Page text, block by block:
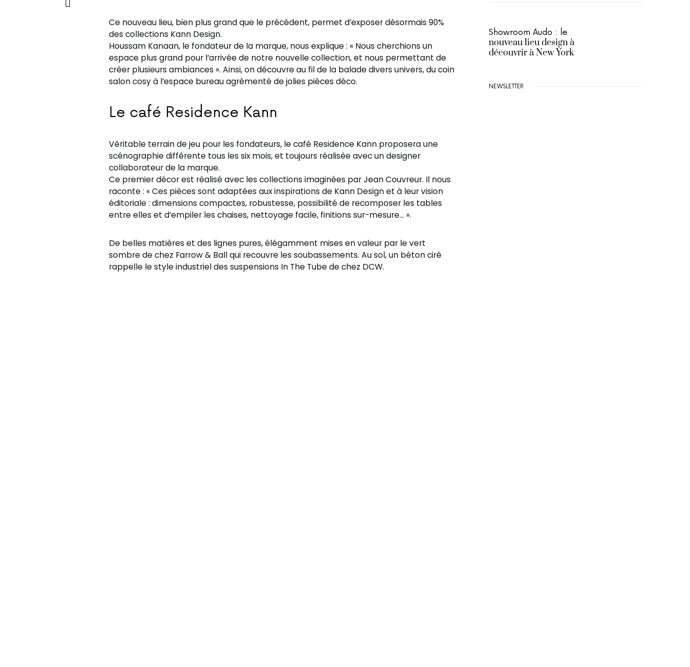
Ce nouveau lieu, bien plus grand que le précédent, permet d’exposer désormais 90%
des collections Kann Design.
Houssam Kanaan, le fondateur de la marque, nous explique : « Nous cherchions un
espace plus grand pour l’arrivée de notre nouvelle collection, et nous permettant de
créer plusieurs ambiances ». Ainsi, on découvre au fil de la balade divers univers, du coin
salon cosy à l’espace bureau agrémenté de jolies pièces déco.
Le café Residence Kann
Véritable terrain de jeu pour les fondateurs, le café Residence Kann proposera une
scénographie différente tous les six mois, et toujours réalisée avec un designer
collaborateur de la marque.
Ce premier décor est réalisé avec les collections imaginées par Jean Couvreur. Il nous
raconte : « Ces pièces sont adaptées aux inspirations de Kann Design et à leur vision
éditoriale : dimensions compactes, robustesse, possibilité de recomposer les tables
entre elles et d’empiler les chaises, nettoyage facile, finitions sur-mesure… ».
De belles matières et des lignes pures, élégamment mises en valeur par le vert
sombre de chez Farrow & Ball qui recouvre les soubassements. Au sol, un béton ciré
rappelle le style industriel des suspensions In The Tube de chez DCW.
Showroom Audo : le
nouveau lieu design à
découvrir à New York
NEWSLETTER